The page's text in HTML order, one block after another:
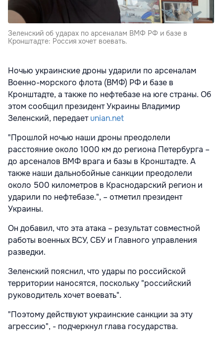
Зеленский об ударах по арсеналам ВМФ РФ и базе в
Кронштадте: Россия хочет воевать.
Ночью украинские дроны ударили по арсеналам
Военно-морского флота (ВМФ) РФ и базе в
Кронштадте, а также по нефтебазе на юге страны. Об
этом сообщил президент Украины Владимир
Зеленский, передаетunian.net
"Прошлой ночью наши дроны преодолели
расстояние около 1000 км до региона Петербурга –
до арсеналов ВМФ врага и базы в Кронштадте. А
также наши дальнобойные санкции преодолели
около 500 километров в Краснодарский регион и
ударили по нефтебазе.", – отметил президент
Украины.
Он добавил, что эта атака – результат совместной
работы военных ВСУ, СБУ и Главного управления
разведки.
Зеленский пояснил, что удары по российской
территории наносятся, поскольку "российский
руководитель хочет воевать".
"Поэтому действуют украинские санкции за эту
агрессию", - подчеркнул глава государства.